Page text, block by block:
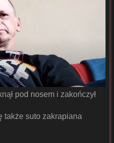
pod nosem i zakończył
także suto zakrapiana